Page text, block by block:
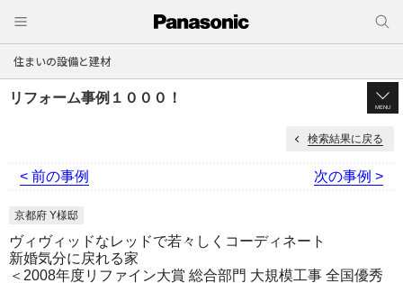
住まいの設備と建材
リフォーム事例１０００！
MENU
検索結果に戻る
< 前の事例 次の事例 >
京都府 Y様邸
ヴィヴィッドなレッドで若々しくコーディネート
新婚気分に戻れる家
＜2008年度リファイン大賞 総合部門 大規模工事 全国優秀